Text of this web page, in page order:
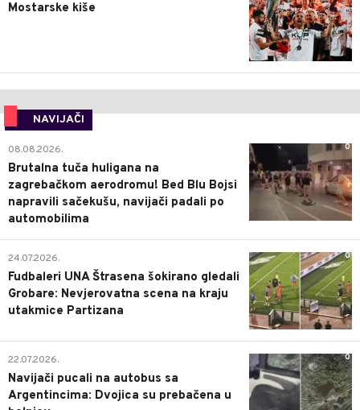
Mostarske kiše
NAVIJAČI
0
08.08.2026.
Brutalna tuča huligana na
zagrebačkom aerodromu! Bed Blu Bojsi
napravili sačekušu, navijači padali po
automobilima
0
24.07.2026.
Fudbaleri UNA Štrasena šokirano gledali
Grobare: Nevjerovatna scena na kraju
utakmice Partizana
0
22.07.2026.
Navijači pucali na autobus sa
Argentincima: Dvojica su prebačena u